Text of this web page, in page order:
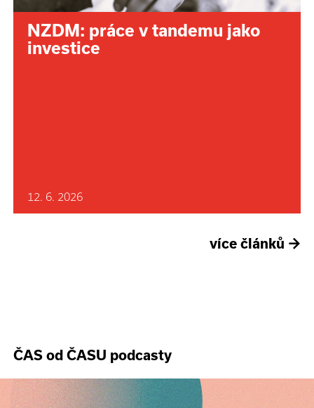
NZDM: práce v tandemu jako
investice
12. 6. 2026
více článků →
ČAS od ČASU podcasty